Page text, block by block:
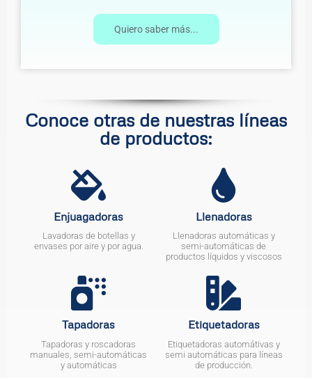
Quiero saber más...
Conoce otras de nuestras líneas
de productos:
Enjuagadoras
Lavadoras de botellas y
envases por aire y por agua.
Llenadoras
Llenadoras automáticas y
semi-automáticas de
productos líquidos y viscosos
Tapadoras
Tapadoras y roscadoras
manuales, semi-automáticas
y automáticas
Etiquetadoras
Etiquetadoras automátivas y
semi automáticas para líneas
de producción.